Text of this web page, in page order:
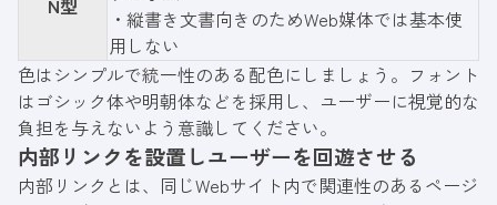
・縦書き文書向きのためWeb媒体では基本使
用しない
色はシンプルで統一性のある配色にしましょう。フォント
はゴシック体や明朝体などを採用し、ユーザーに視覚的な
負担を与えないよう意識してください。
内部リンクを設置しユーザーを回遊させる
内部リンクとは、同じWebサイト内で関連性のあるページ